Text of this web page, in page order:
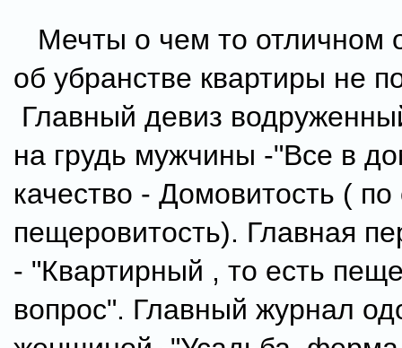
Мечты о чем то отличном
об убранстве квартиры не
Главный девиз
на грудь мужчины -"Все в
качество - Домовитость ( по
пещеровитость). Главная
- "Квартирный , то есть
вопрос". Главный журнал